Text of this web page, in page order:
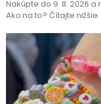
Nakúpte do 9. 8. 2026
Ako na to? Čítajte nižšie.